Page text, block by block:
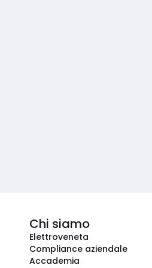
Chi siamo
Elettroveneta
Compliance aziendale
Accademia